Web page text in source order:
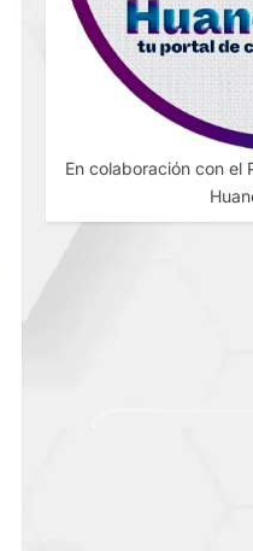
En colaboración con el